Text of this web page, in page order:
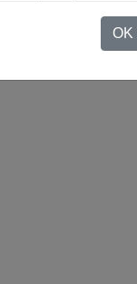
OK